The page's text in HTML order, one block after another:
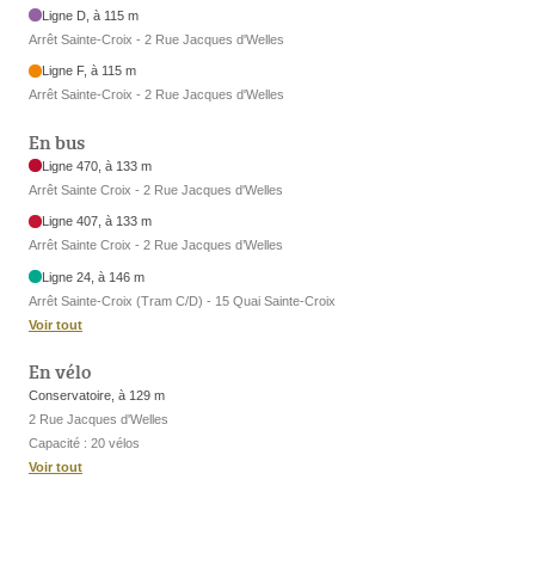
Ligne D, à 115 m
Arrêt Sainte-Croix - 2 Rue Jacques d'Welles
Ligne F, à 115 m
Arrêt Sainte-Croix - 2 Rue Jacques d'Welles
En bus
Ligne 470, à 133 m
Arrêt Sainte Croix - 2 Rue Jacques d'Welles
Ligne 407, à 133 m
Arrêt Sainte Croix - 2 Rue Jacques d’Welles
Ligne 24, à 146 m
Arrêt Sainte-Croix (Tram C/D) - 15 Quai Sainte-Croix
Voir tout
En vélo
Conservatoire, à 129 m
2 Rue Jacques d'Welles
Capacité : 20 vélos
Voir tout